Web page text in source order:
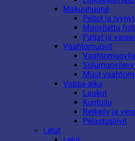
Makuuhuone
Peitot ja tyynyt
Muovitettu
Patjat ja
Vaahtomuovit
Muut
Vapaa-aika
Laukut
Kuntoilu
Retkeily ja
Pelastusliivit
Lelut